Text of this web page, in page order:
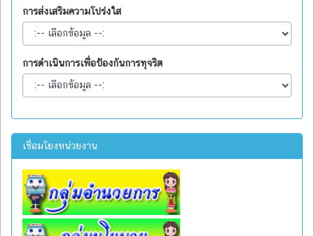
การส่งเสริมความโปร่งใส
การดำเนินการเพื่อป้องกันการทุจริต
เชื่อมโยงหน่วยงาน